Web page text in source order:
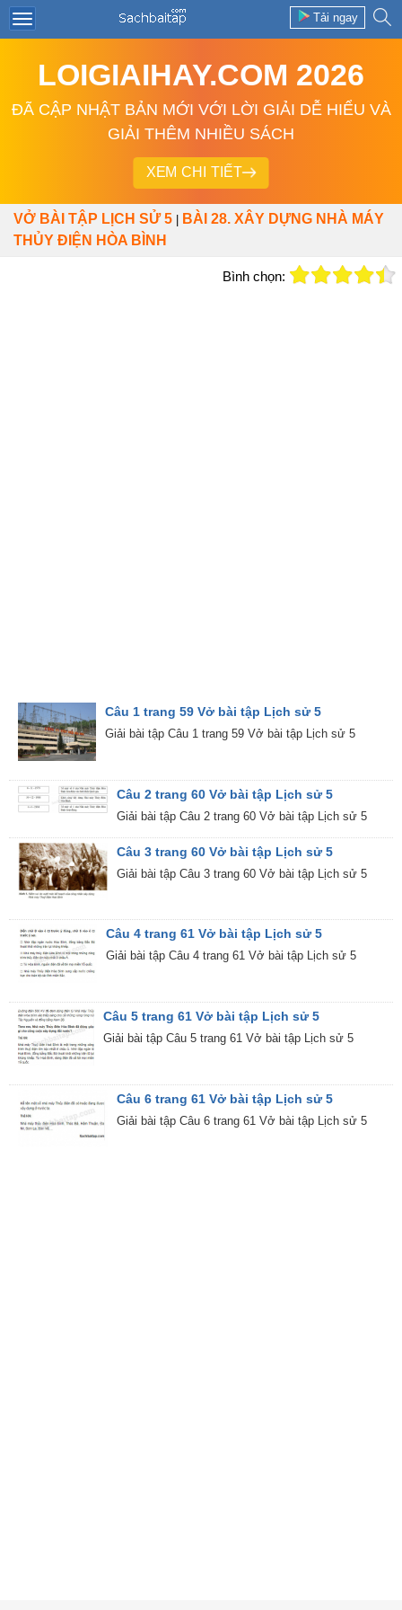
Tải ngay
LOIGIAIHAY.COM 2026
ĐÃ CẬP NHẬT BẢN MỚI VỚI LỜI GIẢI DỄ HIỂU VÀ
GIẢI THÊM NHIỀU SÁCH
XEM CHI TIẾT
VỞ BÀI TẬP LỊCH SỬ 5
BÀI 28. XÂY DỰNG NHÀ MÁY
THỦY ĐIỆN HÒA BÌNH
Bình chọn:
Câu 1 trang 59 Vở bài tập Lịch sử 5
Giải bài tập Câu 1 trang 59 Vở bài tập Lịch sử 5
Câu 2 trang 60 Vở bài tập Lịch sử 5
Giải bài tập Câu 2 trang 60 Vở bài tập Lịch sử 5
Câu 3 trang 60 Vở bài tập Lịch sử 5
Giải bài tập Câu 3 trang 60 Vở bài tập Lịch sử 5
Câu 4 trang 61 Vở bài tập Lịch sử 5
Giải bài tập Câu 4 trang 61 Vở bài tập Lịch sử 5
Câu 5 trang 61 Vở bài tập Lịch sử 5
Giải bài tập Câu 5 trang 61 Vở bài tập Lịch sử 5
Câu 6 trang 61 Vở bài tập Lịch sử 5
Giải bài tập Câu 6 trang 61 Vở bài tập Lịch sử 5